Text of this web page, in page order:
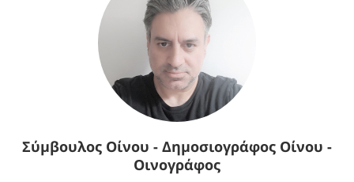
Σύμβουλος Οίνου - Δημοσιογράφος Οίνου -
Οινογράφος